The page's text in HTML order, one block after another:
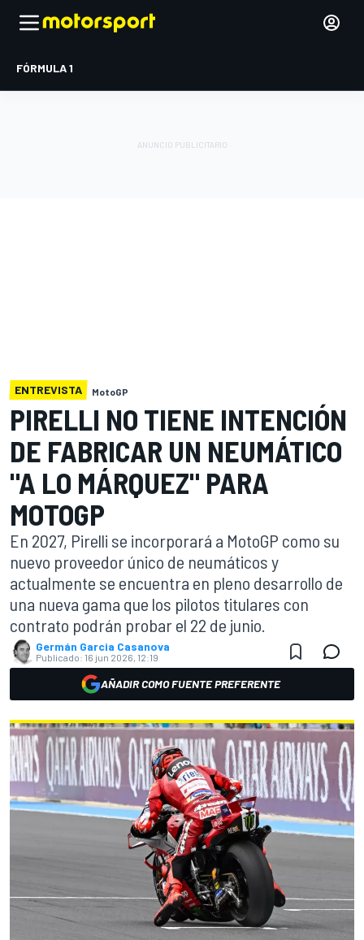
FÓRMULA 1
ENTREVISTA MotoGP
PIRELLI NO TIENE INTENCIÓN
DE FABRICAR UN NEUMÁTICO
"A LO MÁRQUEZ" PARA
MOTOGP
En 2027, Pirelli se incorporará a MotoGP como su
nuevo proveedor único de neumáticos y
actualmente se encuentra en pleno desarrollo de
una nueva gama que los pilotos titulares con
contrato podrán probar el 22 de junio.
Germán Garcia Casanova
Publicado: 16 jun 2026, 12:19
AÑADIR COMO FUENTE PREFERENTE